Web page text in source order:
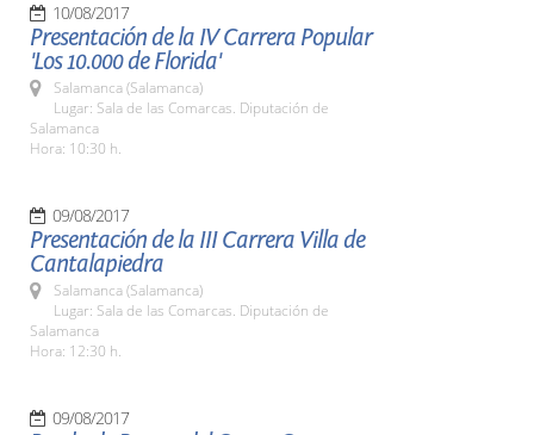
10/08/2017
Presentación de la IV Carrera Popular
'Los 10.000 de Florida'
Salamanca (Salamanca)
Lugar: Sala de las Comarcas. Diputación de
Salamanca
Hora: 10:30 h.
09/08/2017
Presentación de la III Carrera Villa de
Cantalapiedra
Salamanca (Salamanca)
Lugar: Sala de las Comarcas. Diputación de
Salamanca
Hora: 12:30 h.
09/08/2017